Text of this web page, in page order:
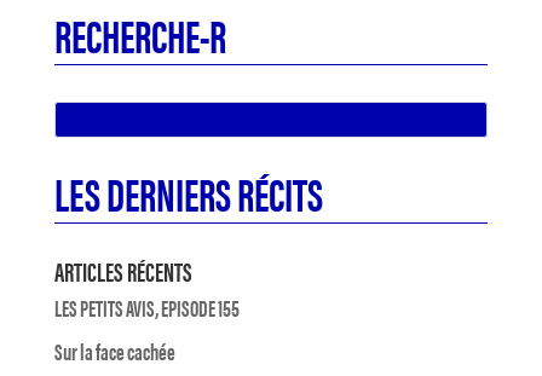
RECHERCHE-R
LES DERNIERS RÉCITS
ARTICLES RÉCENTS
LES PETITS AVIS, EPISODE 155
Sur la face cachée